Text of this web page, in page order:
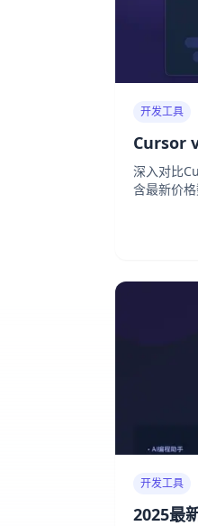
开发工具
Cursor
深入对比
含最新价
开发工具
2025最